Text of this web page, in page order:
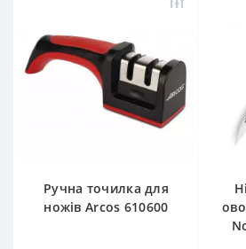
Ручна точилка для
ножів Arcos 610600